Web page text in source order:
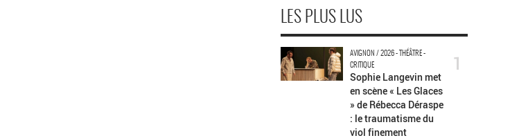
LES PLUS LUS
AVIGNON / 2026 - THÉÂTRE -
CRITIQUE
Sophie Langevin met
en scène « Les Glaces
» de Rébecca Déraspe
: le traumatisme du
viol finement
1